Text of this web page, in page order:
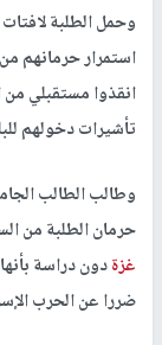
وحمل الطلبة
استمرار حرمانهم
انقذوا مستقبلي من
تأشيرات دخولهم
وطالب الطالب
حرمان الطلبة من
غزةدون دراسة
ضررا عن الحرب